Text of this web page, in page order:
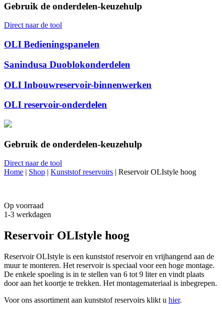
Gebruik de onderdelen-keuzehulp
Direct naar de tool
OLI Bedieningspanelen
Sanindusa Duoblokonderdelen
OLI Inbouwreservoir-binnenwerken
OLI reservoir-onderdelen
Gebruik de onderdelen-keuzehulp
Direct naar de tool
Home | Shop | Kunststof reservoirs | Reservoir OLIstyle hoog
Op voorraad
1-3 werkdagen
Reservoir OLIstyle hoog
Reservoir OLIstyle is een kunststof reservoir en vrijhangend aan de
muur te monteren. Het reservoir is speciaal voor een hoge montage.
De enkele spoeling is in te stellen van 6 tot 9 liter en vindt plaats
door aan het koortje te trekken. Het montagemateriaal is inbegrepen.
Voor ons assortiment aan kunststof reservoirs klikt u hier.